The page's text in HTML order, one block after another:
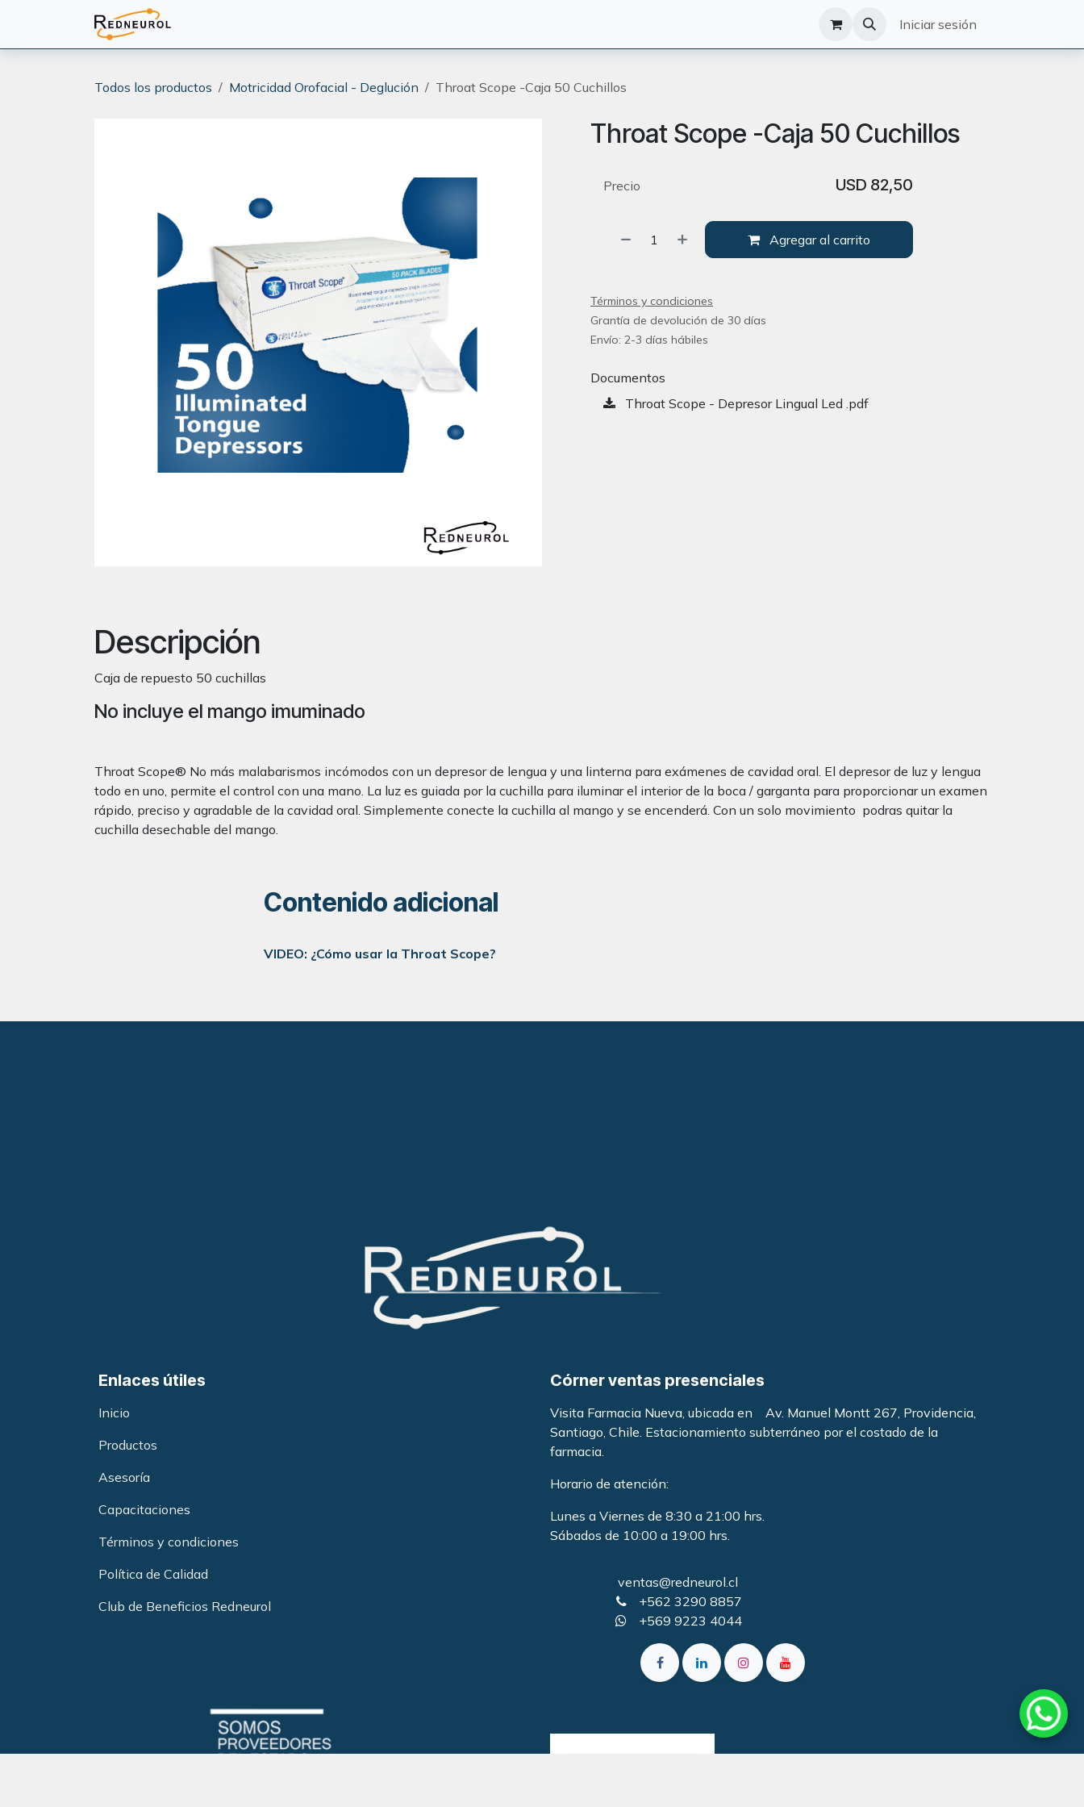
Iniciar sesión
Todos los productos Motricidad Orofacial - Deglución Throat Scope -Caja 50 Cuchillos
Throat Scope -Caja 50 Cuchillos
Agregar al carrito
Precio USD 82,50
Términos y condiciones
Grantía de devolución de 30 días
Envío: 2-3 días hábiles
Documentos
Throat Scope - Depresor Lingual Led .pdf
Descripción
Caja de repuesto 50 cuchillas
No incluye el mango imuminado
Throat Scope® No más malabarismos incómodos con un depresor de lengua y una linterna para exámenes de cavidad oral. El depresor de luz y lengua
todo en uno, permite el control con una mano. La luz es guiada por la cuchilla para iluminar el interior de la boca / garganta para proporcionar un examen
rápido, preciso y agradable de la cavidad oral. Simplemente conecte la cuchilla al mango y se encenderá. Con un solo movimiento podras quitar la
cuchilla desechable del mango.
Contenido adicional
VIDEO: ¿Cómo usar la Throat Scope?
ventas@redneurol.cl
+562 3290 8857
+569 9223 4044
Córner ventas presenciales
Visita Farmacia Nueva, ubicada en Av. Manuel Montt 267, Providencia,
Santiago, Chile. Estacionamiento subterráneo por el costado de la
farmacia
Horario de atención:
Lunes a Viernes de 8:30 a 21:00 hrs.
Sábados de 10:00 a 19:00 hrs.
Enlaces útiles
Inicio
Productos
Asesoría
Capacitaciones
Términos y condiciones
Política de Calidad
Club de Beneficios Redneurol